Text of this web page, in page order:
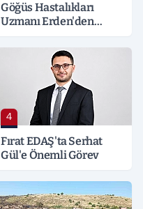
Göğüs Hastalıkları
Uzmanı Erden'den
4
Fırat EDAŞ'ta Serhat
Gül'e Önemli Görev